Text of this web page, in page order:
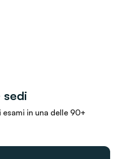
sedi
in una delle 90+